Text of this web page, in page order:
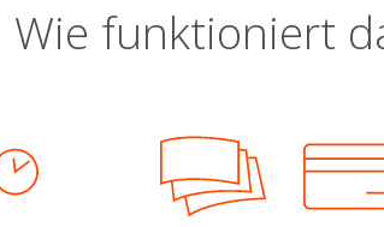
Wie funktioniert